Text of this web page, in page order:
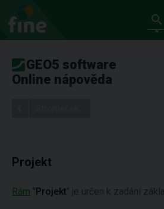
GEO5 software
Online nápověda
Projekt
Rám "Projekt" je určen k zadání